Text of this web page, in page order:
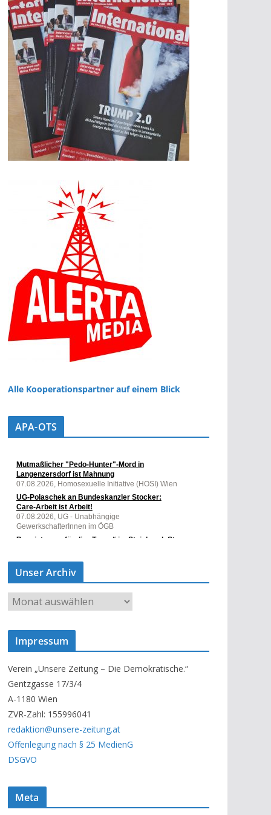
Alle Kooperationspartner auf einem Blick
APA-OTS
Unser Archiv
U
n
s
A
r
c
h
i
v
Impressum
Verein „Unsere Zeitung – Die Demokratische.“
Gentzgasse 17/3/4
A-1180 Wien
ZVR-Zahl: 155996041
redaktion@unsere-zeitung.at
Offenlegung nach § 25 MedienG
DSGVO
Meta